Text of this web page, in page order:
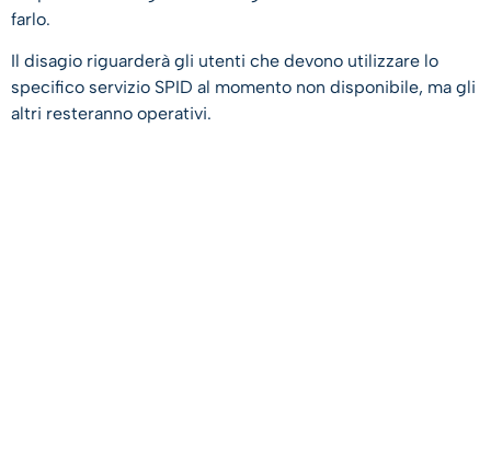
farlo.
Il disagio riguarderà gli utenti che devono utilizzare lo
specifico servizio SPID al momento non disponibile, ma gli
altri resteranno operativi.